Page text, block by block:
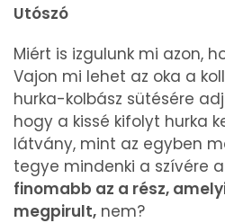
Utószó
Miért is izgulunk mi azon,
Vajon mi lehet az oka a
hurka-kolbász sütésére
hogy a kissé kifolyt hurka
látvány, mint az egyben
tegye mindenki a szívére
finomabb az a rész,
megpirult, nem?